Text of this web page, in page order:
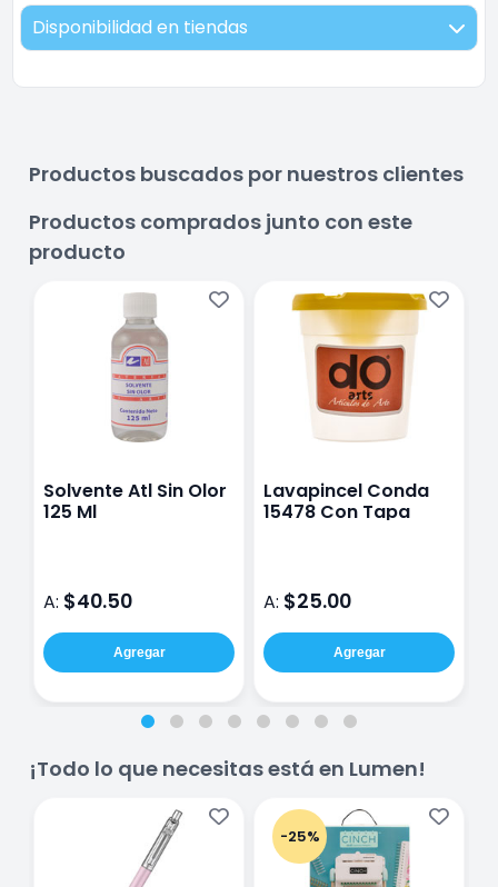
Disponibilidad en tiendas
Productos buscados por nuestros clientes
Productos comprados junto con este
producto
Solvente Atl Sin Olor
125 Ml
A: $40.50
Agregar
Lavapincel Conda
15478 Con Tapa
A: $25.00
Agregar
¡Todo lo que necesitas está en Lumen!
-25%